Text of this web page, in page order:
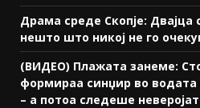
Драма среде Скопје: Двајца
нешто што никој не го
(ВИДЕО) Плажата занеме:
формираа синџир во водата
– а потоа следеше